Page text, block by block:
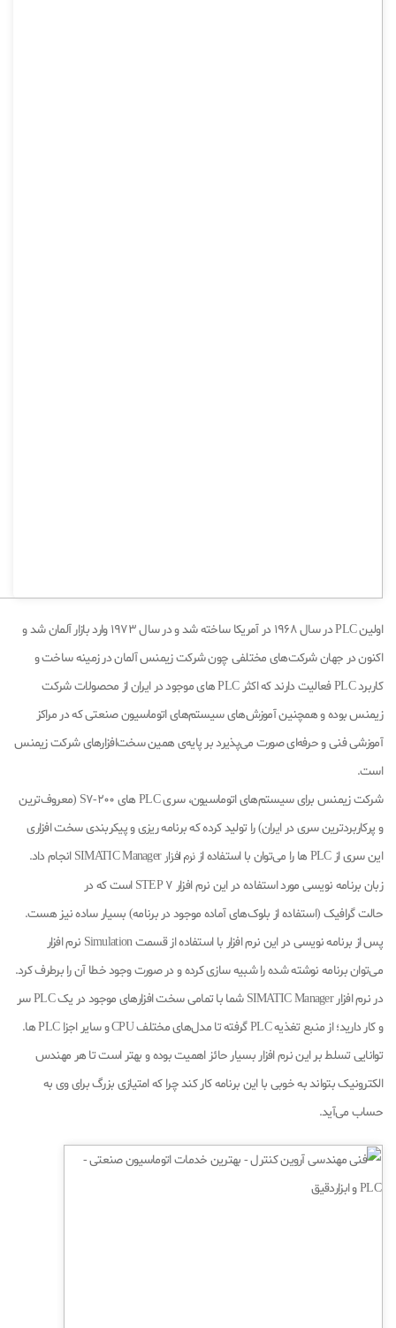
اولین PLC در سال 1968 در آمریكا ساخته شد و در سال 1973 وارد بازار آلمان شد و
اكنون در جهان شركت‌های مختلفی چون شرکت زیمنس آلمان در زمینه ساخت و
كاربرد PLC فعالیت دارند که اکثر PLC های موجود در ایران از محصولات شرکت
زیمنس بوده و همچنین آموزش‌های سیستم‌های اتوماسیون صنعتی که در مراکز
آموزشی فنی و حرفه‌ای صورت می‌پذیرد بر پایه‌ی همین سخت‌افزارهای شرکت زیمنس
است.
شرکت زیمنس برای سیستم‌های اتوماسیون، سری PLC های S7-200 (معروف‌ترین
و پرکاربردترین سری در ایران) را تولید کرده که برنامه ریزی و پیکربندی سخت افزاری
این سری از PLC ها را می‌توان با استفاده از
نرم افزار
SIMATIC Manager انجام داد.
زبان برنامه نویسی مورد استفاده در این نرم افزار STEP 7 است که در
حالت گرافیک (استفاده از بلوک‌های آماده موجود در برنامه) بسیار ساده نیز هست.
پس از برنامه نویسی در این نرم افزار با استفاده از قسمت Simulation نرم افزار
می‌توان برنامه نوشته شده را شبیه سازی کرده و در صورت وجود خطا آن را برطرف کرد.
در نرم افزار SIMATIC Manager شما با تمامی سخت افزارهای موجود در یک PLC سر
و کار دارید؛ از منبع تغذیه PLC گرفته تا مدل‌های مختلف CPU و سایر اجزا PLC ها.
توانایی تسلط بر این نرم افزار بسیار حائز اهمیت بوده و بهتر است تا هر مهندس
الکترونیک بتواند به خوبی با این برنامه کار کند چرا که امتیازی بزرگ برای وی به
حساب می‌آید.